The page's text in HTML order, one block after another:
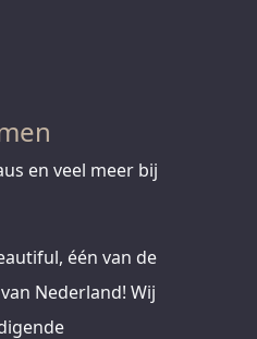
en veel meer bij
één van de
Nederland! Wij